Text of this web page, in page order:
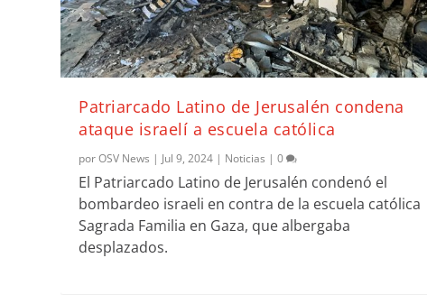
Patriarcado Latino de Jerusalén condena
ataque israelí a escuela católica
porOSV News | Jul 9, 2024 | Noticias |0
El Patriarcado Latino de Jerusalén condenó el
bombardeo israeli en contra de la escuela católica
Sagrada Familia en Gaza, que albergaba
desplazados.